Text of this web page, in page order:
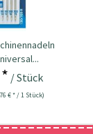
/ Stück
€ * / 1 Stück)